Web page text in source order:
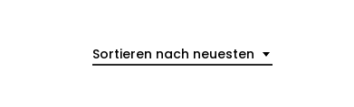
Sortieren nach neuesten